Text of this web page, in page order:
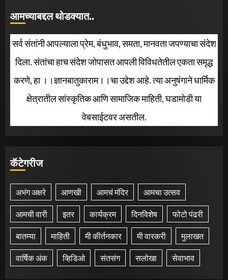
आमच्याबद्दल थोडक्यात..
सर्व संतांनी आपल्याला प्रेम, बंधुभाव, समता, मानवता जपण्याचा संदेश
दिला. संतांचा हाच संदेश जोपासत आपली विविधतेतील एकता समृद्ध
करणे, हा ।।ज्ञानबातुकाराम।।चा उद्देश आहे. त्या अनुषंगाने धार्मिक
क्षेत्रातील सांस्कृतिक आणि सामाजिक माहिती, घडामोडी या
वेबसाईटवर असतील.
कॅटेगरीज
अभंग अक्षरे आणखी आमचं मंदिर आमचा उत्सव
आमची वारी इतर कार्यक्रम दिनविशेष फोटो पंढरी
बातम्या माहिती मी कीर्तनकार मी वारकरी मुलाखत
वार्षिक अंक व्हिडिओ संतसंग सलोखा सेवाभाव